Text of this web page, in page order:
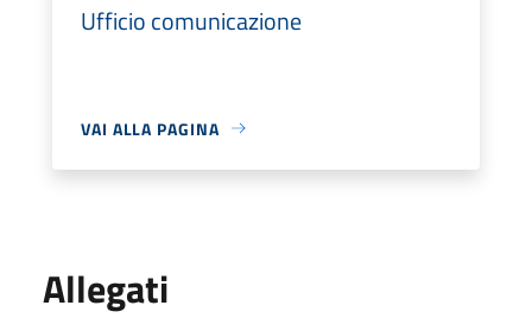
Ufficio comunicazione
VAI ALLA PAGINA
Allegati